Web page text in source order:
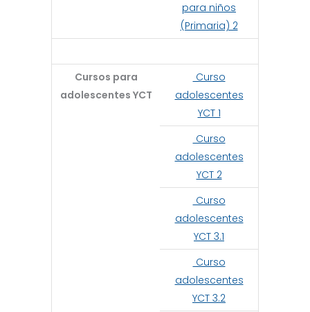
para niños
(Primaria) 2
Cursos para
adolescentes YCT
Curso
adolescentes
YCT 1
Curso
adolescentes
YCT 2
Curso
adolescentes
YCT 3.1
Curso
adolescentes
YCT 3.2